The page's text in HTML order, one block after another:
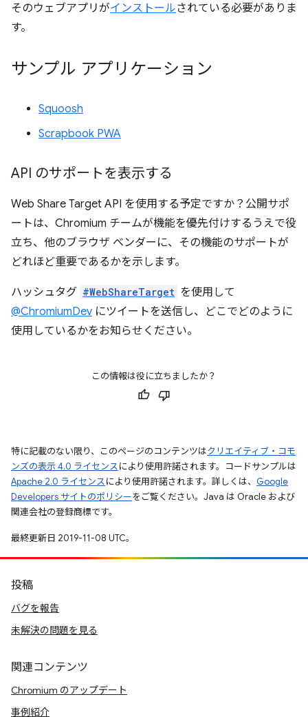
そのウェブアプリがインストールされている必要がありま
す。
サンプル アプリケーション
Squoosh
Scrapbook PWA
API のサポートを表示する
Web Share Target API を使用する予定ですか？公開サポ
ートは、Chromium チームが機能を優先付けするうえで役
立ち、他のブラウザ ベンダーに、その機能のサポートが
どれほど重要であるかを示します。
ハッシュタグ #WebShareTarget を使用して
@ChromiumDev にツイートを送信し、どこでどのように
使用しているかをお知らせください。
この情報は役に立ちましたか？
特に記載のない限り、このページのコンテンツはクリエイティブ・コモ
ンズの表示 4.0 ライセンスにより使用許諾されます。コードサンプルは
Apache 2.0 ライセンスにより使用許諾されます。詳しくは、 Google
Developers サイトのポリシーをご覧ください。Java は Oracle および
関連会社の登録商標です。
最終更新日 2019-11-08 UTC。
投稿
バグを報告
未解決の問題を見る
関連コンテンツ
Chromium のアップデート
事例紹介